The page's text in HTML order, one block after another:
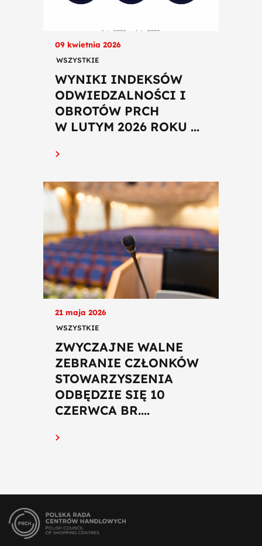
09 kwietnia 2026
WSZYSTKIE
WYNIKI INDEKSÓW
ODWIEDZALNOŚCI I
OBROTÓW PRCH
W LUTYM 2026 ROKU ...
21 maja 2026
WSZYSTKIE
ZWYCZAJNE WALNE
ZEBRANIE CZŁONKÓW
STOWARZYSZENIA
ODBĘDZIE SIĘ 10
CZERWCA BR....